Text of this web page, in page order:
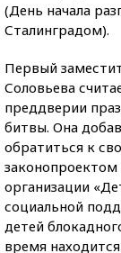
(День начала
Сталинградом).
Первый
Соловьева
преддверии
битвы. Она
обратиться к
организации
социальной
детей
время